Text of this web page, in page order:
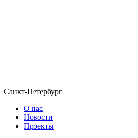
Санкт-Петербург
О нас
Новости
Проекты